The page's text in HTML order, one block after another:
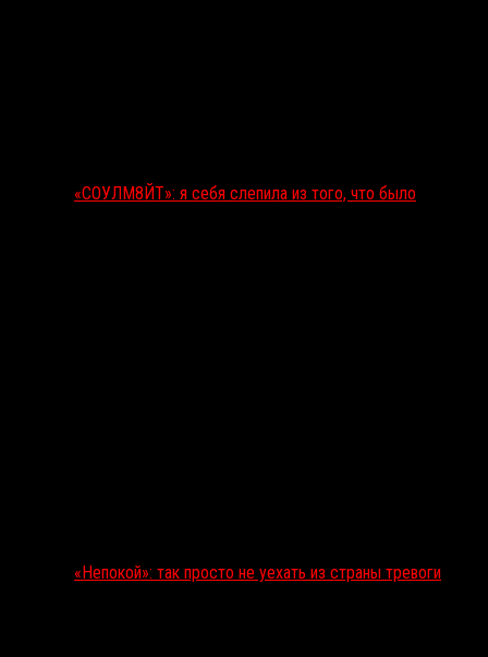
«СОУЛМ8ЙТ»: я себя слепила из того, что было
«Непокой»: так просто не уехать из страны тревоги